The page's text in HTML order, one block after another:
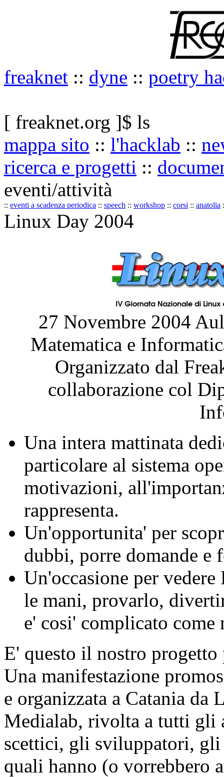
freaknet :: dyne :: poetry
[ freaknet.org ]$ ls
mappa sito :: l'hacklab ::
ricerca e progetti ::
eventi/attività
:: eventi a scadenza periodica :: speech :: workshop :: corsi :: anatolia
Linux Day 2004
27 Novembre 2004
Matematica e
Organizzato dal
collaborazione col
Una intera mattinata
particolare al sistema
motivazioni,
rappresenta.
Un'opportunita' per
dubbi, porre domande e
Un'occasione per
le mani, provarlo,
e' cosi' complicato
E' questo il nostro
Una manifestazione
e organizzata a Catania da
Medialab, rivolta a tutti gli
scettici, gli sviluppatori,
quali hanno (o vorrebbero